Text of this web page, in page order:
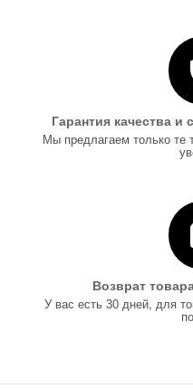
Гарантия качества
Мы предлагаем только те
Возврат
У вас есть 30 дней, для